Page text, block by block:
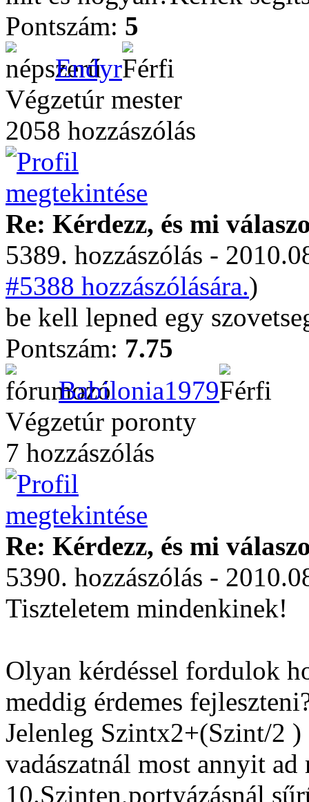
Pontszám: 5
Endyr
Végzetúr mester
2058 hozzászólás
Re: Kérdezz, és mi
5389. hozzászólás -
#5388 hozzászólására.)
be kell lepned egy
Pontszám: 7.75
Babilonia1979
Végzetúr poronty
7 hozzászólás
Re: Kérdezz, és mi
5390. hozzászólás -
Tiszteletem mindenkinek!
Olyan kérdéssel fordulok
meddig érdemes
Jelenleg Szintx2+(Szint/2 )
vadászatnál most annyit
10.Szinten,portyázásnál